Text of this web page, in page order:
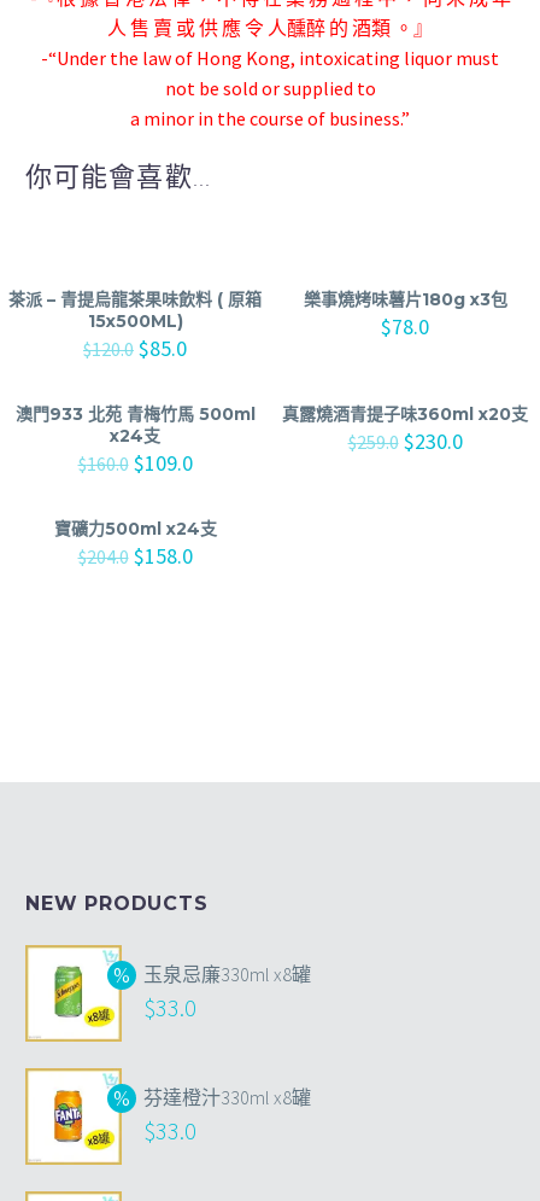
人 售 賣 或 供 應 令 人醺醉 的 酒類 。』
-“Under the law of Hong Kong, intoxicating liquor must
not be sold or supplied to
a minor in the course of business.”
你可能會喜歡...
茶派 – 青提烏龍茶果味飲料 ( 原箱
15x500ML)
$120.0 $85.0
樂事燒烤味薯片180g x3包
$78.0
澳門933 北苑 青梅竹馬 500ml
x24支
$160.0 $109.0
真露燒酒青提子味360ml x20支
$259.0 $230.0
寶礦力500ml x24支
$204.0 $158.0
NEW PRODUCTS
玉泉忌廉330ml x8罐
$33.0
芬達橙汁330ml x8罐
$33.0